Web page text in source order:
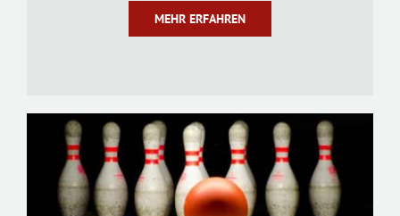
MEHR ERFAHREN